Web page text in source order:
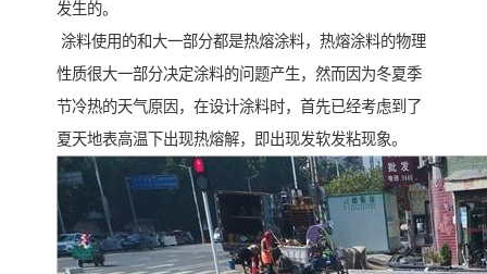
发生的。
涂料使用的和大一部分都是热熔涂料，热熔涂料的物理
性质很大一部分决定涂料的问题产生，然而因为冬夏季
节冷热的天气原因，在设计涂料时，首先已经考虑到了
夏天地表高温下出现热熔解，即出现发软发粘现象。